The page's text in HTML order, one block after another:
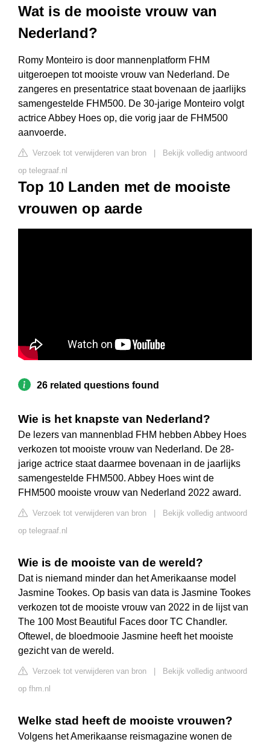
Wat is de mooiste vrouw van
Nederland?
Romy Monteiro is door mannenplatform FHM
uitgeroepen tot mooiste vrouw van Nederland. De
zangeres en presentatrice staat bovenaan de jaarlijks
samengestelde FHM500. De 30-jarige Monteiro volgt
actrice Abbey Hoes op, die vorig jaar de FHM500
aanvoerde.
Verzoek tot verwijderen van bron
Bekijk volledig antwoord
op telegraaf.nl
Top 10 Landen met de mooiste
vrouwen op aarde
26 related questions found
Wie is het knapste van Nederland?
De lezers van mannenblad FHM hebben Abbey Hoes
verkozen tot mooiste vrouw van Nederland. De 28-
jarige actrice staat daarmee bovenaan in de jaarlijks
samengestelde FHM500. Abbey Hoes wint de
FHM500 mooiste vrouw van Nederland 2022 award.
Verzoek tot verwijderen van bron
Bekijk volledig antwoord
op telegraaf.nl
Wie is de mooiste van de wereld?
Dat is niemand minder dan het Amerikaanse model
Jasmine Tookes. Op basis van data is Jasmine Tookes
verkozen tot de mooiste vrouw van 2022 in de lijst van
The 100 Most Beautiful Faces door TC Chandler.
Oftewel, de bloedmooie Jasmine heeft het mooiste
gezicht van de wereld.
Verzoek tot verwijderen van bron
Bekijk volledig antwoord
op fhm.nl
Welke stad heeft de mooiste vrouwen?
Volgens het Amerikaanse reismagazine wonen de